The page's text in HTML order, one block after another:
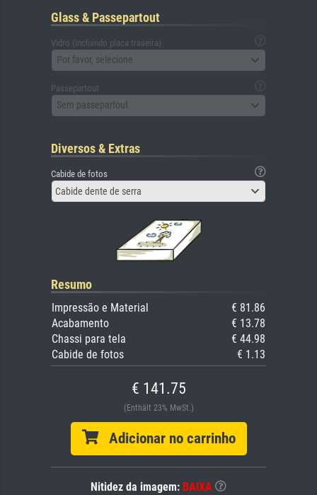
Glass & Passepartout
Vidro (incluindo placa traseira)
Por favor, selecione
Passepartout
Sem passepartout
Diversos & Extras
Cabide de fotos
Cabide dente de serra
Resumo
Impressão e Material
€ 81.86
Acabamento
€ 13.78
Chassi para tela
€ 44.98
Cabide de fotos
€ 1.13
€ 141.75
(Enthält 23% MwSt.)
Adicionar no carrinho
Nitidez da imagem: BAIXA